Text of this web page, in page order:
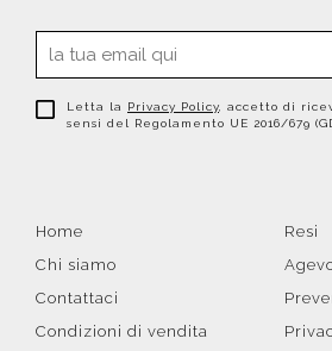
Letta la Privacy Policy , accetto di
sensi del Regolamento UE 2016/679
Home
Chi siamo
Contattaci
Condizioni di vendita
Resi